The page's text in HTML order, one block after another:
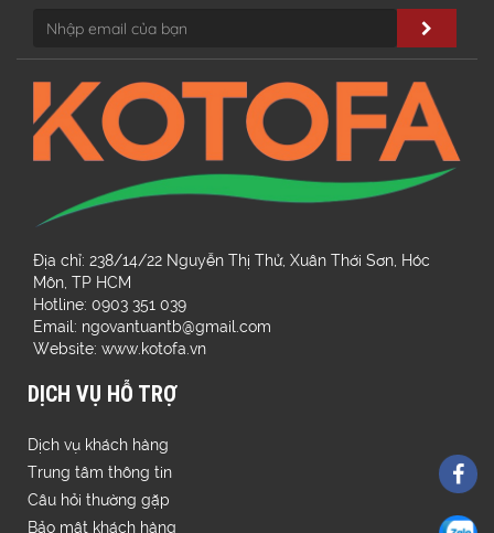
Địa chỉ: 238/14/22 Nguyễn Thị Thử, Xuân Thới Sơn, Hóc
Môn, TP HCM
Hotline: 0903 351 039
Email: ngovantuantb@gmail.com
Website: www.kotofa.vn
DỊCH VỤ HỖ TRỢ
Dịch vụ khách hàng
Trung tâm thông tin
Câu hỏi thường gặp
Bảo mật khách hàng